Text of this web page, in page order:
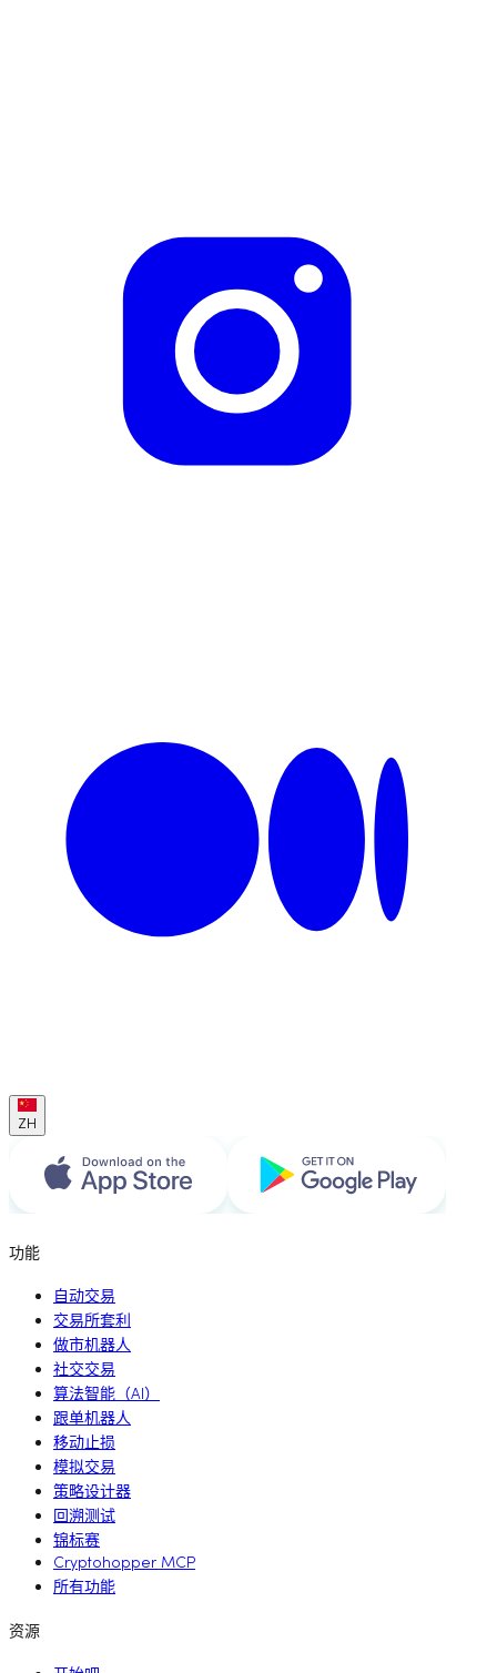
ZH
功能
自动交易
交易所套利
做市机器人
社交交易
算法智能（AI）
跟单机器人
移动止损
模拟交易
策略设计器
回溯测试
锦标赛
Cryptohopper MCP
所有功能
资源